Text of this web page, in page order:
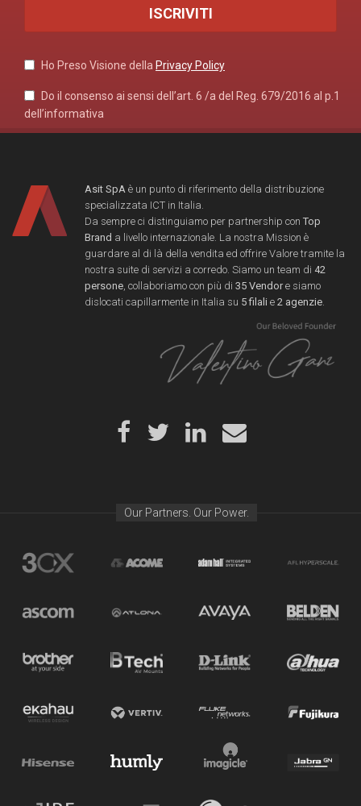
Ho Preso Visione della Privacy Policy
Do il consenso ai sensi dell’art. 6 /a del Reg. 679/2016 al p.1
dell’informativa
Asit SpA è un punto di riferimento della distribuzione
specializzata ICT in Italia.
Da sempre ci distinguiamo per partnership con Top
Brand a livello internazionale. La nostra Mission è
guardare al di là della vendita ed offrire Valore tramite la
nostra suite di servizi a corredo. Siamo un team di 42
persone , collaboriamo con più di 35 Vendore siamo
dislocati capillarmente in Italia su 5 filali e 2 agenzie